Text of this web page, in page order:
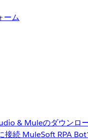
ーム
& Muleのダウンロ
接続 MuleSoft RPA Bot